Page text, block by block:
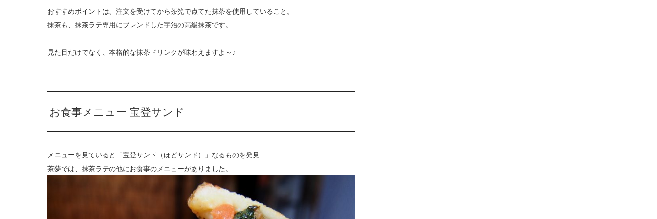
おすすめポイントは、注文を受けてから茶筅で点てた抹茶を使用していること。
抹茶も、抹茶ラテ専用にブレンドした宇治の高級抹茶です。
見た目だけでなく、本格的な抹茶ドリンクが味わえますよ～♪
お食事メニュー 宝登サンド
メニューを見ていると「宝登サンド（ほどサンド）」なるものを発見！
茶夢では、抹茶ラテの他にお食事のメニューがありました。